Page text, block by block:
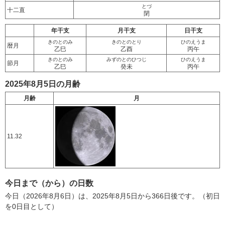
十二直
とづ
閉
年干支 月干支 日干支
暦月
きのとのみ
乙巳
きのとのとり
乙酉
ひのえうま
丙午
節月
きのとのみ
乙巳
みずのとのひつじ
癸未
ひのえうま
丙午
2025年8月5日の月齢
月齢 月
11.32
今日まで（から）の日数
今日（2026年8月6日）は、2025年8月5日から366日後です。（初日
を0日目として）